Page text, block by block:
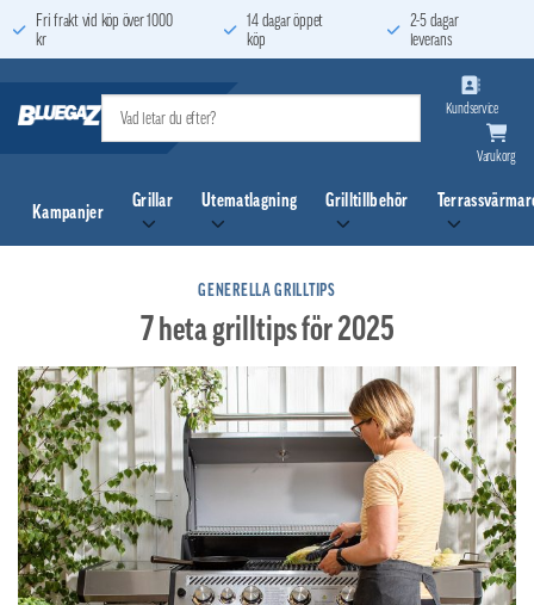
to
Fri frakt vid köp över 1000
kr
14 dagar öppet
köp
2-5 dagar
leverans
Kundservice
Varukorg
Kampanjer
Grillar Utematlagning Grilltillbehör
GENERELLA GRILLTIPS
7 heta grilltips för 2025